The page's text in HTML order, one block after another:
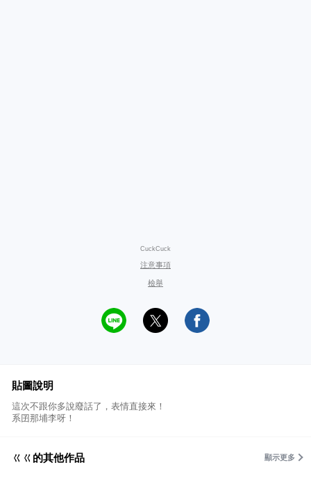
CuckCuck
注意事項
檢舉
貼圖說明
這次不跟你多說廢話了，表情直接來！
系囝那埔李呀！
ㄍㄍ的其他作品 顯示更多